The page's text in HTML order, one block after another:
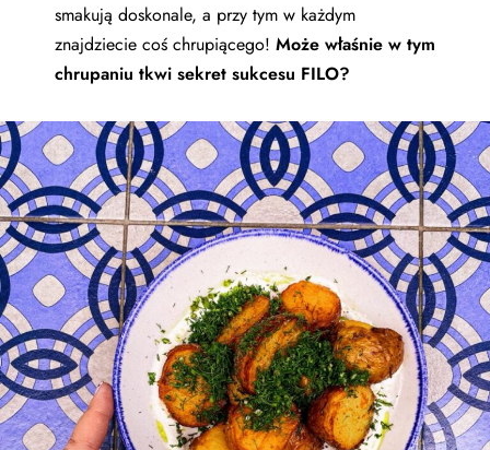
smakują doskonale, a przy tym w każdym
znajdziecie coś chrupiącego! Może właśnie w tym
chrupaniu tkwi sekret sukcesu FILO?